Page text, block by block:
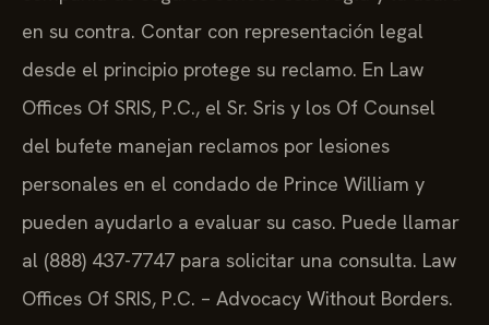
en su contra. Contar con representación legal
desde el principio protege su reclamo. En Law
Offices Of SRIS, P.C., el Sr. Sris y los Of Counsel
del bufete manejan reclamos por lesiones
personales en el condado de Prince William y
pueden ayudarlo a evaluar su caso. Puede llamar
al (888) 437-7747 para solicitar una consulta. Law
Offices Of SRIS, P.C. – Advocacy Without Borders.